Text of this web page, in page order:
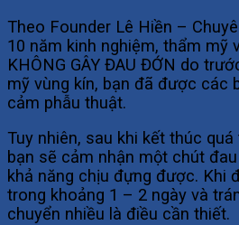
Theo Founder Lê Hiền –
10 năm kinh nghiệm, thẩm mỹ
KHÔNG GÂY ĐAU ĐỚN do
mỹ vùng kín, bạn đã được các
cảm phẫu thuật.
Tuy nhiên, sau khi kết thúc
bạn sẽ cảm nhận một chút
khả năng chịu đựng được. Khi
trong khoảng 1 – 2 ngày và
chuyển nhiều là điều cần thiết.